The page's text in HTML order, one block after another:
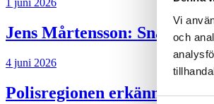
Vi
och
1 juni 2026
Jens Mårtensson: Snart 20
4 juni 2026
Polisregionen erkänner